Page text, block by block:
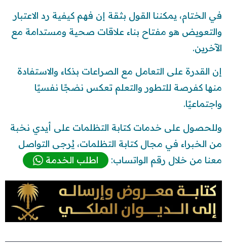
في الختام، يمكننا القول بثقة إن فهم كيفية رد الاعتبار
والتعويض هو مفتاح بناء علاقات صحية ومستدامة مع
الآخرين.
إن القدرة على التعامل مع الصراعات بذكاء والاستفادة
منها كفرصة للتطور والتعلم تعكس نضجًا نفسيًا
واجتماعيًا.
وللحصول على خدمات كتابة التظلمات على أيدي نخبة
من الخبراء في مجال كتابة التظلمات، يُرجى التواصل
معنا من خلال رقم الواتساب:
اطلب الخدمة